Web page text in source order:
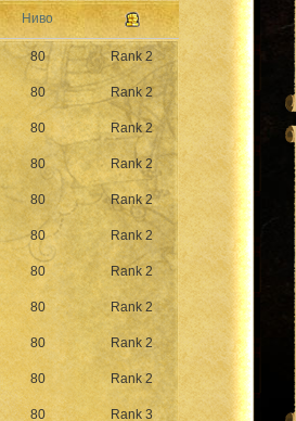
Ниво
80 Rank 2
80 Rank 2
80 Rank 2
80 Rank 2
80 Rank 2
80 Rank 2
80 Rank 2
80 Rank 2
80 Rank 2
80 Rank 2
80 Rank 3